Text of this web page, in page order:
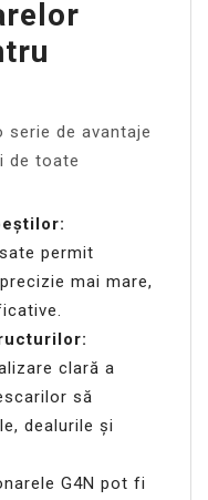
serie de avantaje
de toate
permit
mai mare,
clară a
să
dealurile și
G4N pot fi